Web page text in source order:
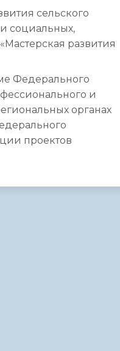
сельского
социальных,
развития
Федерального
и
органах
проектов